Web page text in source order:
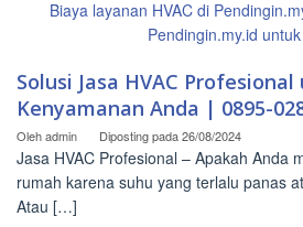
Solusi Jasa HVAC
Kenyamanan Anda | 0895-
Olehadmin Diposting pada26/08/2024
Jasa HVAC Profesional – Apakah Anda
rumah karena suhu yang terlalu panas
Atau […]